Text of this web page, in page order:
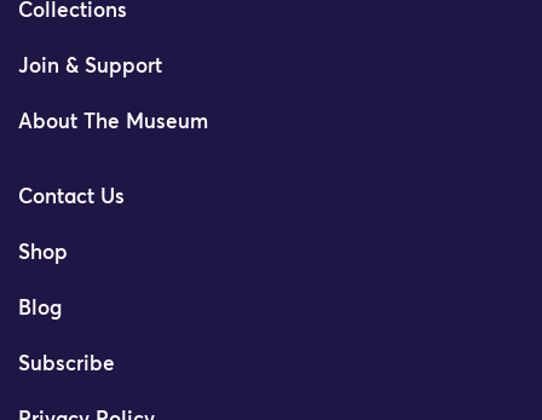
Collections
Join & Support
About The Museum
Contact Us
Shop
Blog
Subscribe